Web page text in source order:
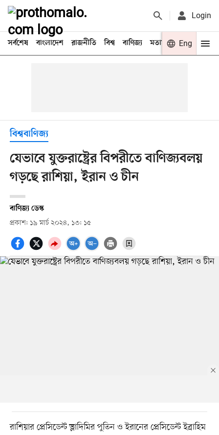
Login
সর্বশেষ বাংলাদেশ রাজনীতি বিশ্ব বাণিজ্য মতামত খেলা
Eng
বিশ্ববাণিজ্য
যেভাবে যুক্তরাষ্ট্রের বিপরীতে বাণিজ্যবলয়
গড়ছে রাশিয়া, ইরান ও চীন
বাণিজ্য ডেস্ক
প্রকাশ: ১৯ মার্চ ২০২৪, ১৩: ১৫
রাশিয়ার প্রেসিডেন্ট ভ্লাদিমির পুতিন ও ইরানের প্রেসিডেন্ট ইব্রাহিম